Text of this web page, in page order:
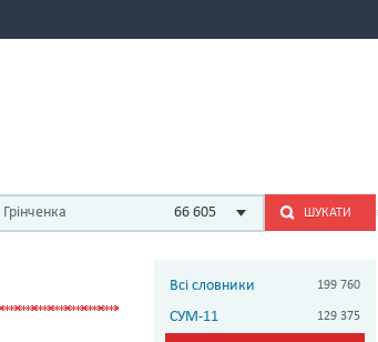
66 605 ШУКАТИ
Всі словники 199 760
СУМ-11 129 375